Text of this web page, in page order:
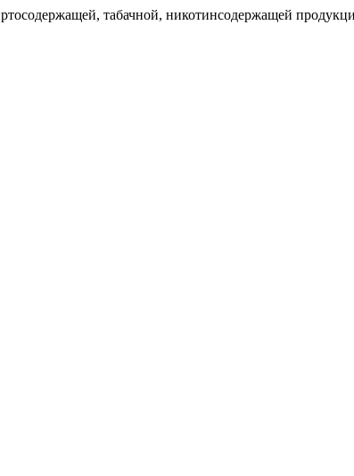
табачной, никотинсодержащей